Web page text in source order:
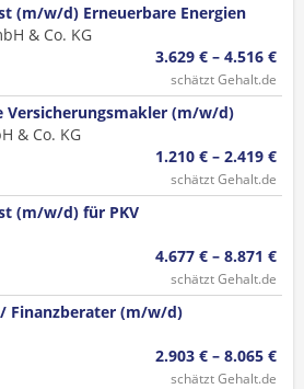
(m/w/d) Erneuerbare Energien
& Co. KG
3.629 € – 4.516 €
schätzt Gehalt.de
(m/w/d)
& Co. KG
1.210 € – 2.419 €
schätzt Gehalt.de
(m/w/d) für PKV
4.677 € – 8.871 €
schätzt Gehalt.de
Finanzberater (m/w/d)
2.903 € – 8.065 €
schätzt Gehalt.de